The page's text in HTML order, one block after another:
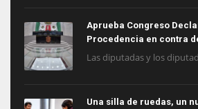
Aprueba Congreso
Procedencia en contra
Las diputadas y los
Una silla de ruedas, un